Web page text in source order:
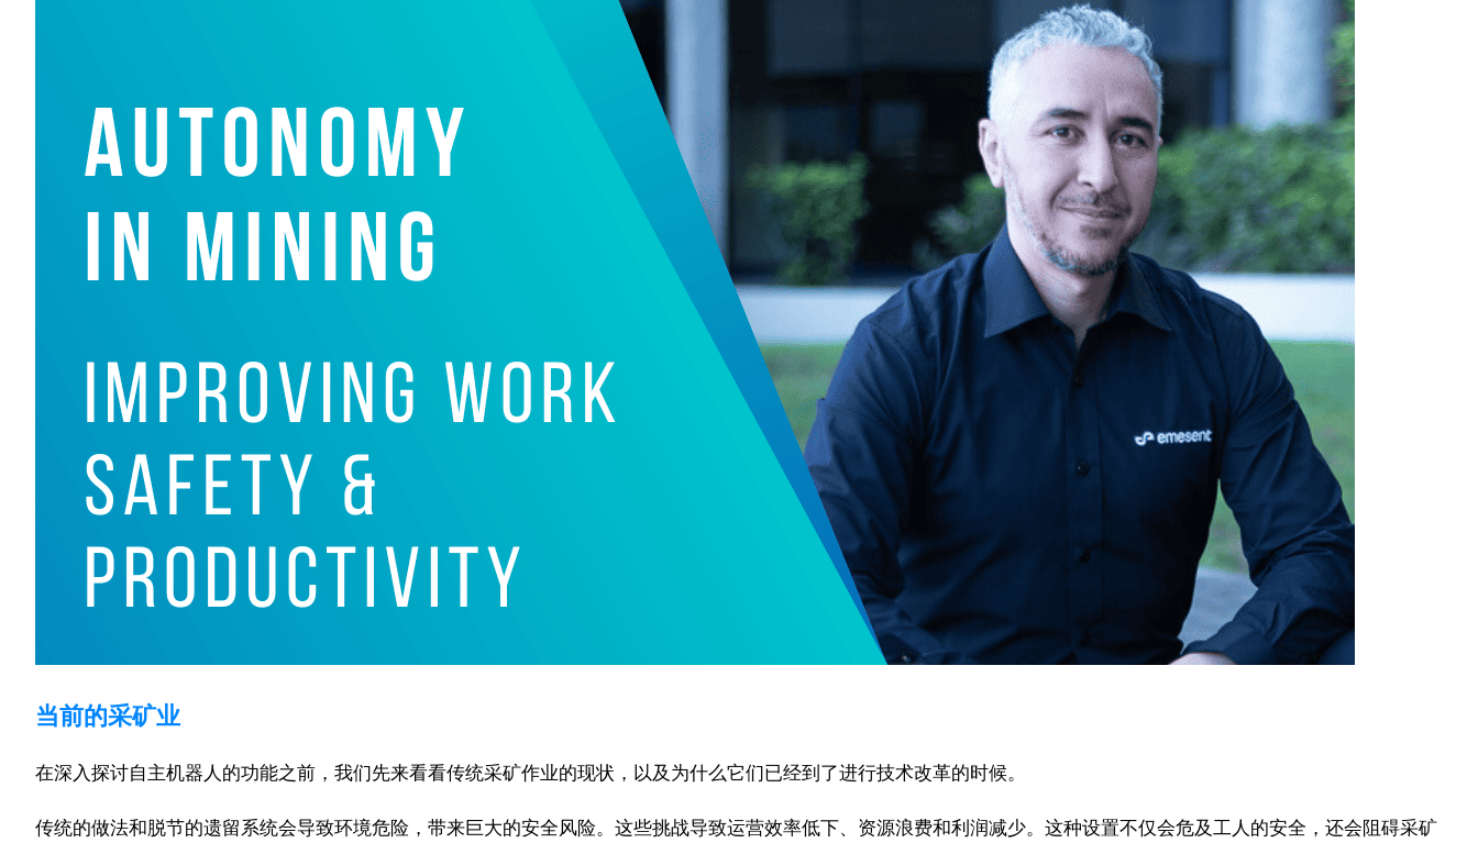
当前的采矿业
在深入探讨自主机器人的功能之前，我们先来看看传统采矿作业的现状，以及为什么它们已经到了进行技术改革的时候。
传统的做法和脱节的遗留系统会导致环境危险，带来巨大的安全风险。这些挑战导致运营效率低下、资源浪费和利润减少。这种设置不仅会危及工人的安全，还会阻碍采矿